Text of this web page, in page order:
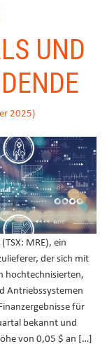
UND
2025)
MRE), ein
der sich mit
hochtechnisierten,
Antriebssystemen
für
bekannt und
von 0,05 $ an […]